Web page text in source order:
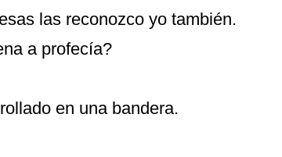
las reconozco yo también.
a profecía?
en una bandera.